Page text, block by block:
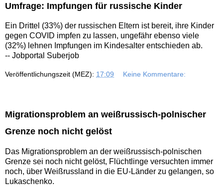
Umfrage: Impfungen für russische Kinder
Ein Drittel (33%) der russischen Eltern ist bereit, ihre Kinder
gegen COVID impfen zu lassen, ungefähr ebenso viele
(32%) lehnen Impfungen im Kindesalter entschieden ab.
-- Jobportal Suberjob
Veröffentlichungszeit (MEZ): 17:09 Keine Kommentare:
Migrationsproblem an weißrussisch-polnischer
Grenze noch nicht gelöst
Das Migrationsproblem an der weißrussisch-polnischen
Grenze sei noch nicht gelöst, Flüchtlinge versuchten immer
noch, über Weißrussland in die EU-Länder zu gelangen, so
Lukaschenko.